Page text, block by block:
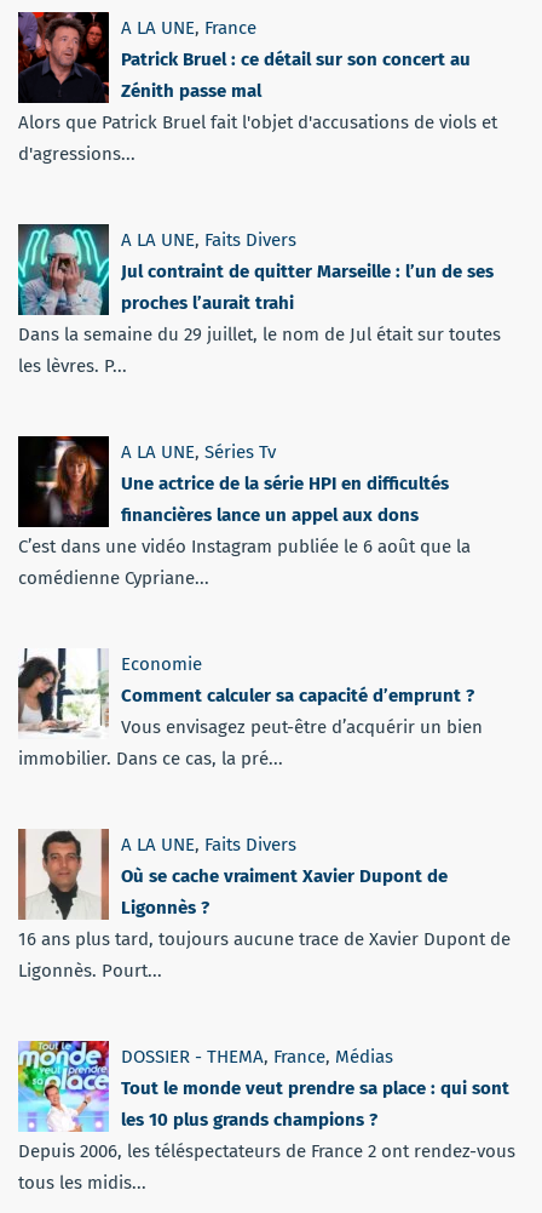
A LA UNE, France
Patrick Bruel : ce détail sur son concert au
Zénith passe mal
Alors que Patrick Bruel fait l'objet d'accusations de viols et
d'agressions...
A LA UNE, Faits Divers
Jul contraint de quitter Marseille : l’un de ses
proches l’aurait trahi
Dans la semaine du 29 juillet, le nom de Jul était sur toutes
les lèvres. P...
A LA UNE, Séries Tv
Une actrice de la série HPI en difficultés
financières lance un appel aux dons
C’est dans une vidéo Instagram publiée le 6 août que la
comédienne Cypriane...
Economie
Comment calculer sa capacité d’emprunt ?
Vous envisagez peut-être d’acquérir un bien
immobilier. Dans ce cas, la pré...
A LA UNE, Faits Divers
Où se cache vraiment Xavier Dupont de
Ligonnès ?
16 ans plus tard, toujours aucune trace de Xavier Dupont de
Ligonnès. Pourt...
DOSSIER - THEMA, France, Médias
Tout le monde veut prendre sa place : qui sont
les 10 plus grands champions ?
Depuis 2006, les téléspectateurs de France 2 ont rendez-vous
tous les midis...